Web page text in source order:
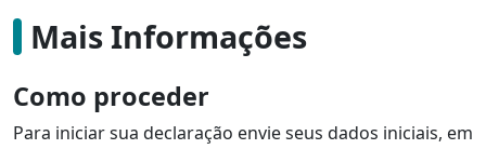
Mais Informações
Como proceder
Para iniciar sua declaração envie seus dados iniciais, em